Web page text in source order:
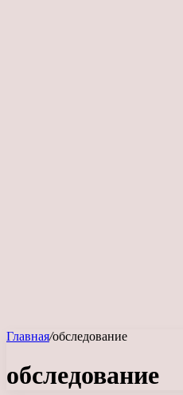
Главная/обследование
обследование